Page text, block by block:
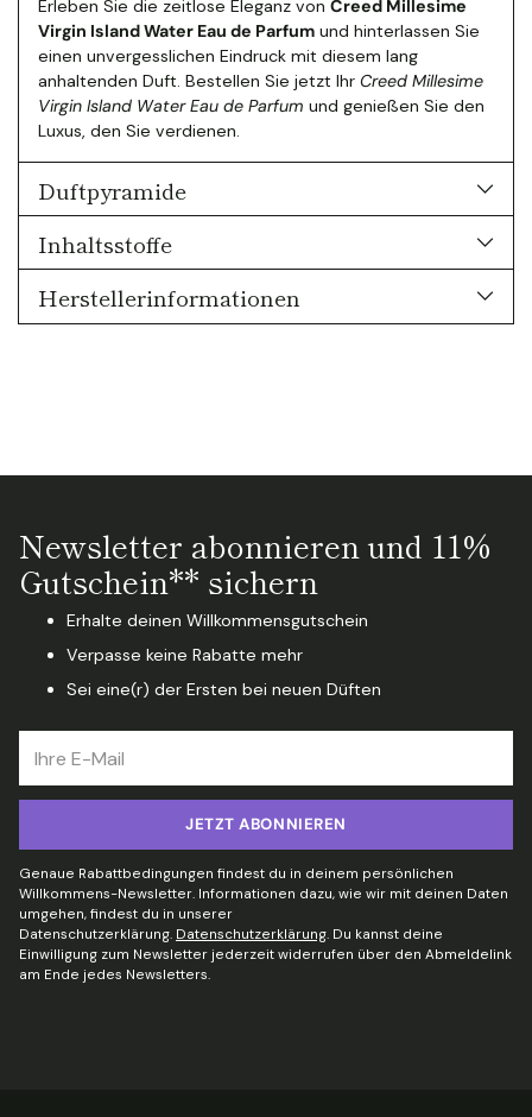
Erleben Sie die zeitlose Eleganz von Creed Millesime
Virgin Island Water Eau de Parfum und hinterlassen Sie
einen unvergesslichen Eindruck mit diesem lang
anhaltenden Duft. Bestellen Sie jetzt Ihr Creed Millesime
Virgin Island Water Eau de Parfum und genießen Sie den
Luxus, den Sie verdienen.
Duftpyramide
Inhaltsstoffe
Herstellerinformationen
Newsletter abonnieren und 11%
Gutschein** sichern
Erhalte deinen Willkommensgutschein
Verpasse keine Rabatte mehr
Sei eine(r) der Ersten bei neuen Düften
E-
Mail
JETZT ABONNIEREN
Genaue Rabattbedingungen findest du in deinem persönlichen
Willkommens-Newsletter. Informationen dazu, wie wir mit deinen Daten
umgehen, findest du in unserer
Datenschutzerklärung. Datenschutzerklärung. Du kannst deine
Einwilligung zum Newsletter jederzeit widerrufen über den Abmeldelink
am Ende jedes Newsletters.